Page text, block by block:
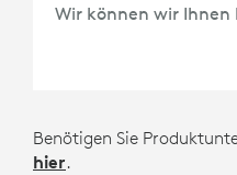
Wir können wir Ihnen
Benötigen Sie
hier.